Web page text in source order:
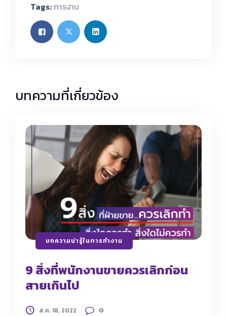
Tags:การงาน
บทความที่เกี่ยวข้อง
บทความน่ารู้ในการทำงาน
9 สิ่งที่พนักงานขายควรเลิกก่อน
สายเกินไป
ส.ค. 18, 2022 0